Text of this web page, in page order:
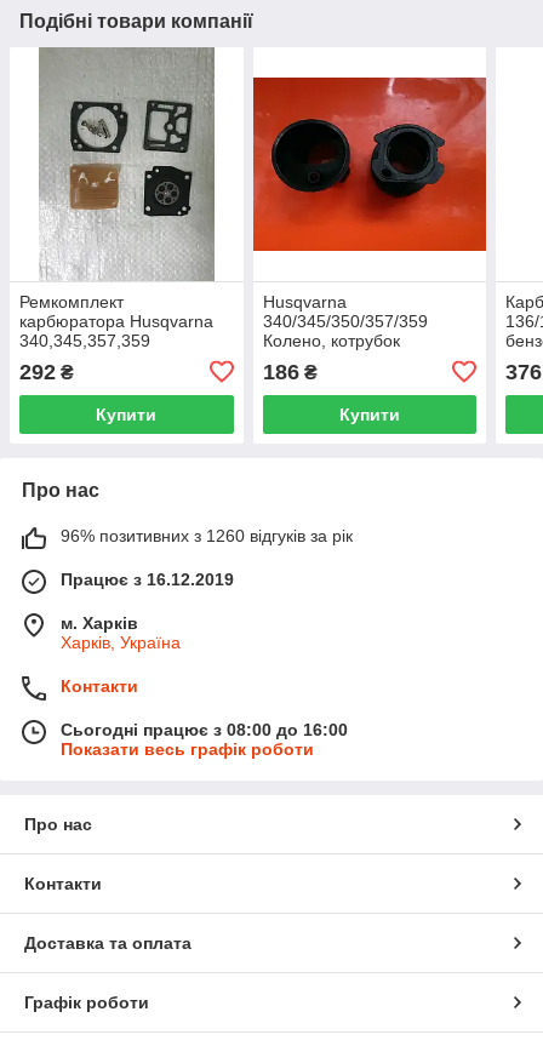
Подібні товари компанії
Ремкомплект
карбюратора Husqvarna
340,345,357,359
292 ₴
Купити
Husqvarna
340/345/350/357/359
Колено, котрубок
карбюратора бензопила
186₴
Купити
376
Про нас
96% позитивних з 1260 відгуків за рік
Працює з 16.12.2019
м. Харків
Харків, Україна
Контакти
Сьогодні працює з 08:00 до 16:00
Показати весь графік роботи
Про нас
Контакти
Доставка та оплата
Графік роботи